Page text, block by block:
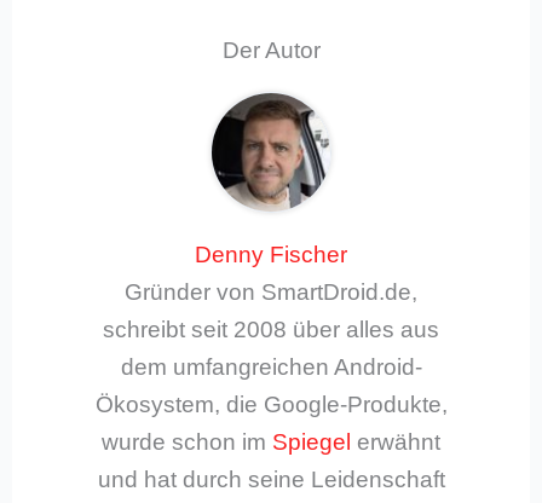
Der Autor
Denny Fischer
Gründer von SmartDroid.de,
schreibt seit 2008 über alles aus
dem umfangreichen Android-
Ökosystem, die Google-Produkte,
wurde schon im Spiegel erwähnt
und hat durch seine Leidenschaft